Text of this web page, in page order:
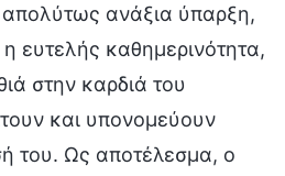
απολύτως ανάξια ύπαρξη,
ευτελής καθημερινότητα,
στην καρδιά του
και υπονομεύουν
του. Ως αποτέλεσμα, ο